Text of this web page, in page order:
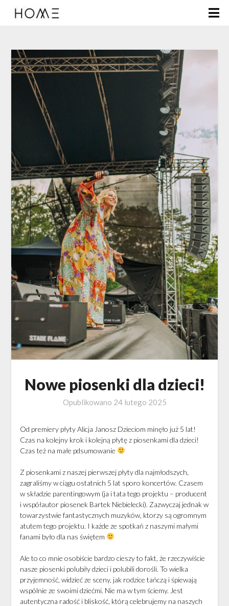
Nowe piosenki dla dzieci!
Opublikowano 24 lutego 2025
Od premiery płyty Alicja Janosz Dzieciom minęło już 5 lat!
Czas na kolejny krok i kolejną płytę z piosenkami dla dzieci!
Czas też na małe pdsumowanie
Z piosenkami z naszej pierwszej płyty dla najmłodszych,
zagraliśmy w ciągu ostatnich 5 lat sporo koncertów. Czasem
w składzie parentingowym (ja i tata tego projektu – producent
i współautor piosenek Bartek Niebielecki). Zazwyczaj jednak w
towarzystwie fantastycznych muzyków, ktorzy są ogromnym
atutem tego projektu. I każde ze spotkań z naszymi małymi
fanami było dla nas świętem
Ale to co mnie osobiście bardzo cieszy to fakt, że rzeczywiście
nasze piosenki polubiły dzieci i polubili dorośli. To wielka
przyjemność, widzieć ze sceny, jak rodzice tańczą i śpiewają
wspólnie ze swoimi dziećmi. Nie ma w tym ściemy. Jest
autentyczna radość i bliskość, którą celebrujemy na naszych